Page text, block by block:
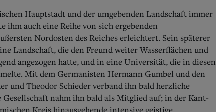
Hauptstadt und der umgebenden Landschaft immer
ihm auch eine Reihe von sich ergebenden
Nordosten des Reiches erleichtert. Sein späterer
Landschaft, die den Freund weiter Wasserflächen und
angezogen hatte, und in eine Universität, die in diesen
Mit dem Germanisten Hermann Gumbel und den
und Theodor Schieder verband ihn bald herzliche
nahm ihn bald als Mitglied auf; in der Kant-